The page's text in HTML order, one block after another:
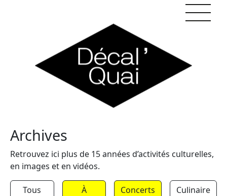
Archives
Retrouvez ici plus de 15 années d’activités culturelles,
en images et en vidéos.
Tous
À
Concerts Culinaire